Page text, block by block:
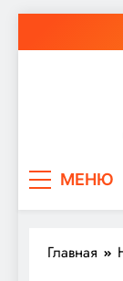
к
МЕНЮ
Главная